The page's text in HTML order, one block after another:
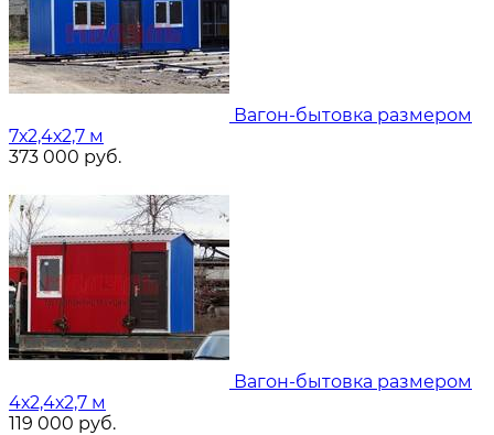
Вагон-бытовка размером
7х2,4х2,7 м
373 000 руб.
Вагон-бытовка размером
4х2,4х2,7 м
119 000 руб.